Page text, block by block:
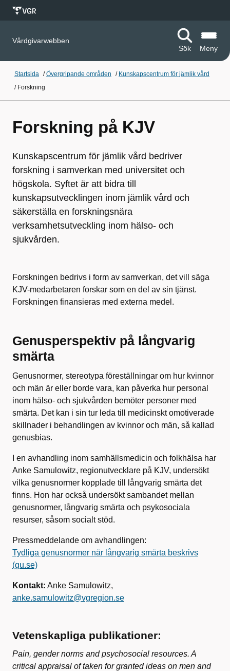
Vårdgivarwebben
Sök
Meny
Startsida /Övergripande områden / Kunskapscentrum för jämlik vård
/ Forskning
Forskning på KJV
Kunskapscentrum för jämlik vård bedriver
forskning i samverkan med universitet och
högskola. Syftet är att bidra till
kunskapsutvecklingen inom jämlik vård och
säkerställa en forskningsnära
verksamhetsutveckling inom hälso- och
sjukvården.
Forskningen bedrivs i form av samverkan, det vill säga
KJV-medarbetaren forskar som en del av sin tjänst.
Forskningen finansieras med externa medel.
Genusperspektiv på långvarig
smärta
Genusnormer, stereotypa föreställningar om hur kvinnor
och män är eller borde vara, kan påverka hur personal
inom hälso- och sjukvården bemöter personer med
smärta. Det kan i sin tur leda till medicinskt omotiverade
skillnader i behandlingen av kvinnor och män, så kallad
genusbias.
I en avhandling inom samhällsmedicin och folkhälsa har
Anke Samulowitz, regionutvecklare på KJV, undersökt
vilka genusnormer kopplade till långvarig smärta det
finns. Hon har också undersökt sambandet mellan
genusnormer, långvarig smärta och psykosociala
resurser, såsom socialt stöd.
Pressmeddelande om avhandlingen:
Tydliga genusnormer när långvarig smärta beskrivs
(gu.se)
Kontakt: Anke Samulowitz,
anke.samulowitz@vgregion.se
Vetenskapliga publikationer:
Pain, gender norms and psychosocial resources. A
critical appraisal of taken for granted ideas on men and